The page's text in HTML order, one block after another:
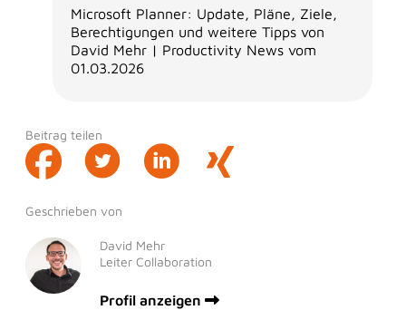
Microsoft Planner: Update, Pläne, Ziele,
Berechtigungen und weitere Tipps von
David Mehr | Productivity News vom
01.03.2026
Beitrag teilen
Geschrieben von
David Mehr
Leiter Collaboration
Profil anzeigen